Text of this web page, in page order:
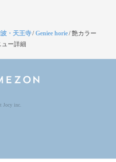
・天王寺/Geniee horie/艶カラー
ュー詳細
Jocy inc.